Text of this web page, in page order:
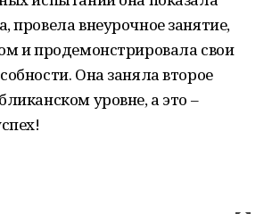
провела внеурочное занятие,
и продемонстрировала свои
Она заняла второе
уровне, а это –